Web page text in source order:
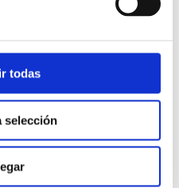
todas
selección
de privacidad*